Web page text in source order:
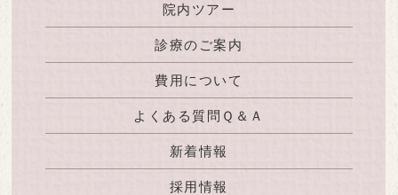
院内ツアー
診療のご案内
費用について
よくある質問Ｑ＆Ａ
新着情報
採用情報